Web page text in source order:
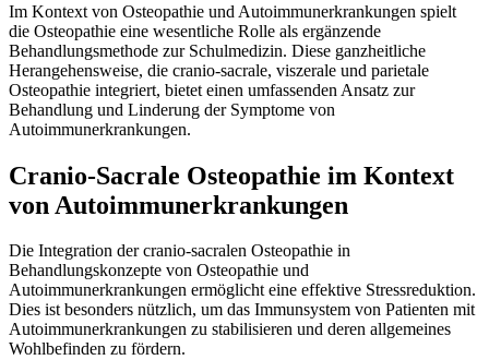
Im Kontext von Osteopathie und Autoimmunerkrankungen spielt
die Osteopathie eine wesentliche Rolle als ergänzende
Behandlungsmethode zur Schulmedizin. Diese ganzheitliche
Herangehensweise, die cranio-sacrale, viszerale und parietale
Osteopathie integriert, bietet einen umfassenden Ansatz zur
Behandlung und Linderung der Symptome von
Autoimmunerkrankungen.
Cranio-Sacrale Osteopathie im Kontext
von Autoimmunerkrankungen
Die Integration der cranio-sacralen Osteopathie in
Behandlungskonzepte von Osteopathie und
Autoimmunerkrankungen ermöglicht eine effektive Stressreduktion.
Dies ist besonders nützlich, um das Immunsystem von Patienten mit
Autoimmunerkrankungen zu stabilisieren und deren allgemeines
Wohlbefinden zu fördern.